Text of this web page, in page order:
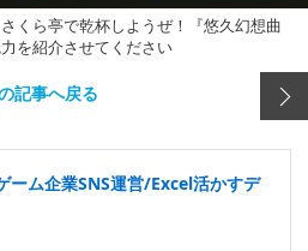
くら亭で乾杯しようぜ！『悠久幻想曲
を紹介させてください
記事へ戻る
ーム企業SNS運営/Excel活かすデ